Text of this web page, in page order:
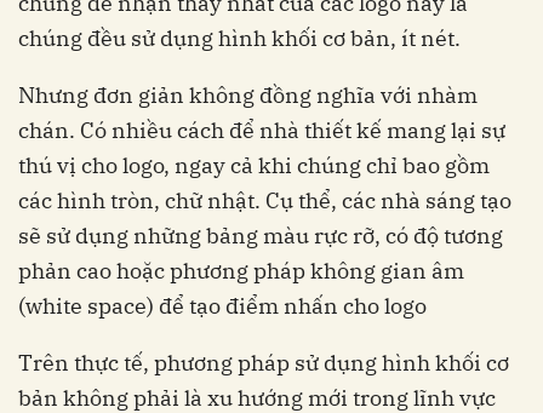
chúng đều sử dụng hình khối cơ bản, ít nét.
Nhưng đơn giản không đồng nghĩa với nhàm
chán. Có nhiều cách để nhà thiết kế mang lại sự
thú vị cho logo, ngay cả khi chúng chỉ bao gồm
các hình tròn, chữ nhật. Cụ thể, các nhà sáng tạo
sẽ sử dụng những bảng màu rực rỡ, có độ tương
phản cao hoặc phương pháp không gian âm
(white space) để tạo điểm nhấn cho logo
Trên thực tế, phương pháp sử dụng hình khối cơ
bản không phải là xu hướng mới trong lĩnh vực